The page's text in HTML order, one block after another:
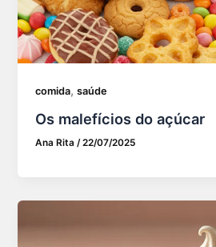
comida,saúde
Os malefícios do açúcar
Ana Rita/22/07/2025